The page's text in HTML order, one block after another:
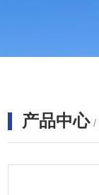
产品中心 /